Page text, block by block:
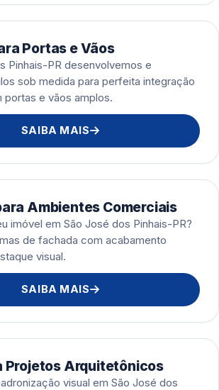
Portas e Vãos
Pinhais-PR desenvolvemos e
sob medida para perfeita integração
portas e vãos amplos.
SAIBA MAIS
Ambientes Comerciais
imóvel em São José dos Pinhais-PR?
de fachada com acabamento
visual.
SAIBA MAIS
Projetos Arquitetônicos
visual em São José dos